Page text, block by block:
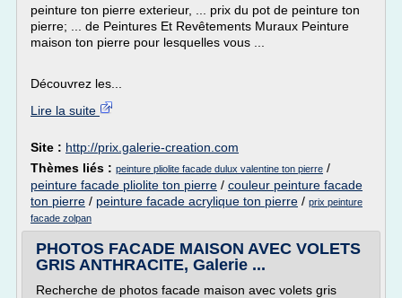
peinture ton pierre exterieur, ... prix du pot de peinture ton
pierre; ... de Peintures Et Revêtements Muraux Peinture
maison ton pierre pour lesquelles vous ...
Découvrez les...
Lire la suite
Site : http://prix.galerie-creation.com
Thèmes liés : peinture pliolite facade dulux valentine ton pierre /
peinture facade pliolite ton pierre / couleur peinture facade
ton pierre / peinture facade acrylique ton pierre / prix peinture
facade zolpan
PHOTOS FACADE MAISON AVEC VOLETS
GRIS ANTHRACITE, Galerie ...
Recherche de photos facade maison avec volets gris